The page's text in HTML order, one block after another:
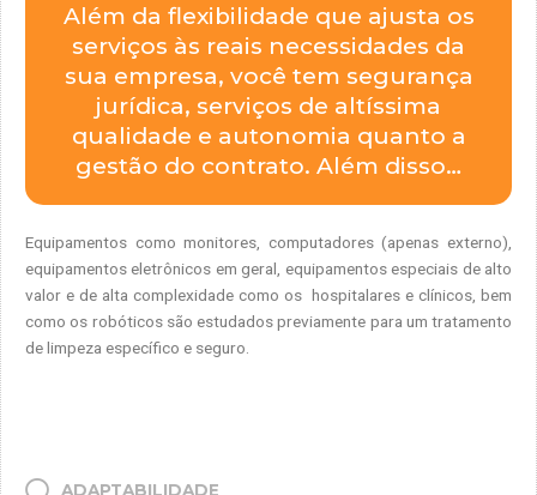
Além da flexibilidade que ajusta os
serviços às reais necessidades da
sua empresa, você tem segurança
jurídica, serviços de altíssima
qualidade e autonomia quanto a
gestão do contrato. Além disso…
Equipamentos como monitores, computadores (apenas externo),
equipamentos eletrônicos em geral, equipamentos especiais de alto
valor e de alta complexidade como os hospitalares e clínicos, bem
como os robóticos são estudados previamente para um tratamento
de limpeza específico e seguro.
ADAPTABILIDADE